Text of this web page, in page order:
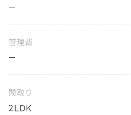
ー
管理費
ー
間取り
2LDK